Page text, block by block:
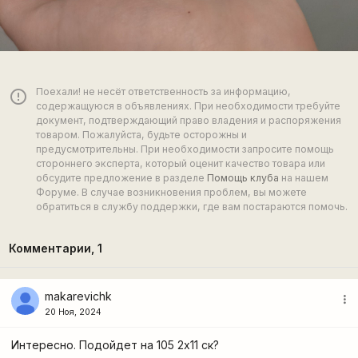
error_outline
Поехали! не несёт ответственность за информацию,
содержащуюся в объявлениях. При необходимости требуйте
документ, подтверждающий право владения и распоряжения
товаром. Пожалуйста, будьте осторожны и
предусмотрительны. При необходимости запросите помощь
стороннего эксперта, который оценит качество товара или
обсудите предложение в разделе Помощь клуба на нашем
Форуме. В случае возникновения проблем, вы можете
обратиться в службу поддержки, где вам постараются помочь.
Комментарии, 1
makarevichk
20 Ноя, 2024
more_vert
Интересно. Подойдет на 105 2х11 ск?